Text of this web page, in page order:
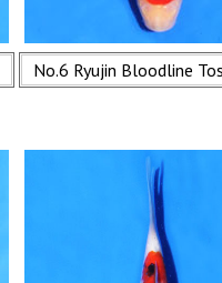
No.6 Ryujin Bloodline